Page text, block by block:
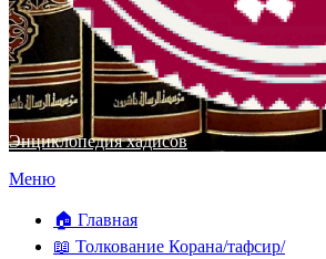
Энциклопедия хадисов
Перейти
содержимому
Меню
🏠 Главная
📖 Толкование Корана/тафсир/